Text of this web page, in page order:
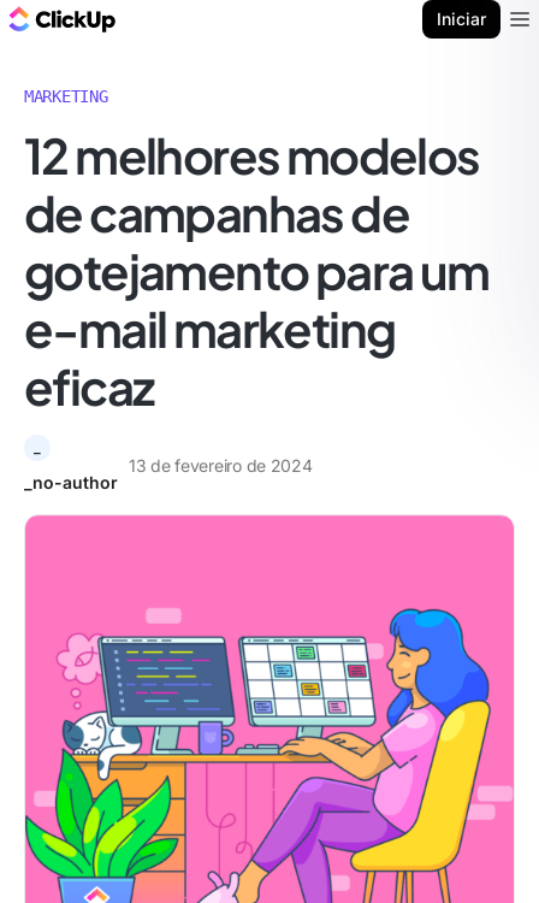
Iniciar
MARKETING
12 melhores modelos
de campanhas de
gotejamento para um
e-mail marketing
eficaz
_no-author
13 de fevereiro de 2024